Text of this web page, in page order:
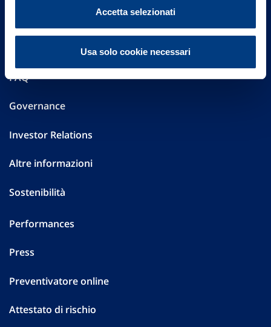
Accetta selezionati
Usa solo cookie necessari
Via Ignazio Gardella, 2
Part. IVA 01329510158
FAQ
Governance
Investor Relations
Altre informazioni
Sostenibilità
Performances
Press
Preventivatore online
Attestato di rischio